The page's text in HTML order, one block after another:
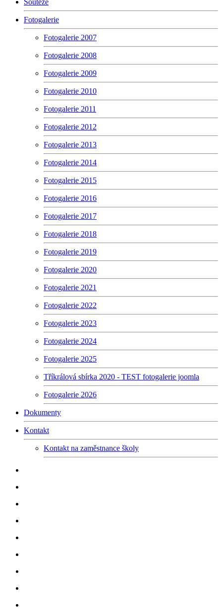
Fotogalerie
Fotogalerie 2007
Fotogalerie 2008
Fotogalerie 2009
Fotogalerie 2010
Fotogalerie 2011
Fotogalerie 2012
Fotogalerie 2013
Fotogalerie 2014
Fotogalerie 2015
Fotogalerie 2016
Fotogalerie 2017
Fotogalerie 2018
Fotogalerie 2019
Fotogalerie 2020
Fotogalerie 2021
Fotogalerie 2022
Fotogalerie 2023
Fotogalerie 2024
Fotogalerie 2025
Tříkrálová sbírka 2020 - TEST fotogalerie joomla
Fotogalerie 2026
Dokumenty
Kontakt
Kontakt na zaměstnance školy